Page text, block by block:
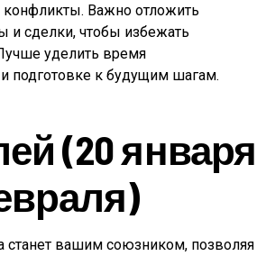
Важно отложить
и сделки, чтобы избежать
уделить время
подготовке к будущим шагам.
(20 января
станет вашим союзником, позволяя